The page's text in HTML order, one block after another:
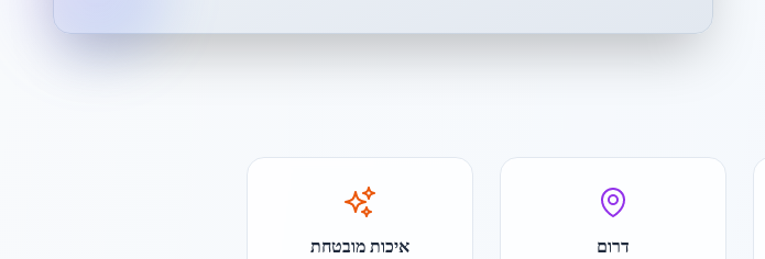
דרום איכות מובטחת